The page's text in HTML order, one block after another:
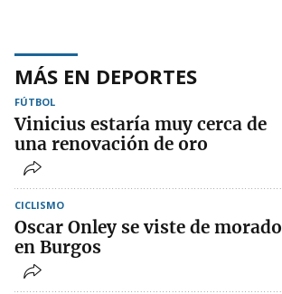
MÁS EN DEPORTES
FÚTBOL
Vinicius estaría muy cerca de
una renovación de oro
CICLISMO
Oscar Onley se viste de morado
en Burgos